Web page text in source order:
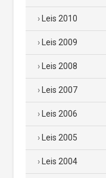
Leis 2010
Leis 2009
Leis 2008
Leis 2007
Leis 2006
Leis 2005
Leis 2004